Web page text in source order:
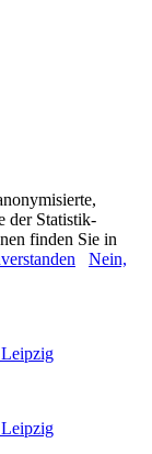
der Statistik-
finden Sie in
Nein,